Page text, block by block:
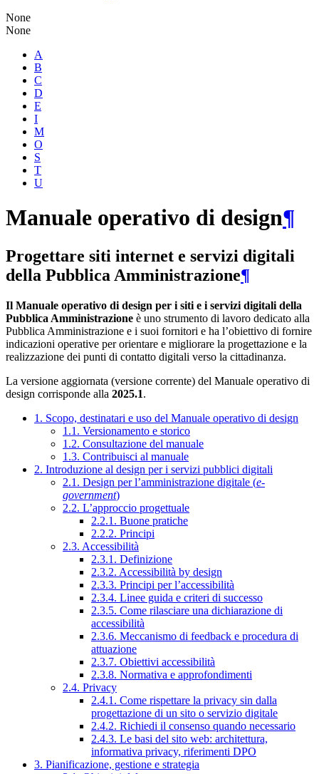
None
None
A
B
C
D
E
I
M
O
S
T
U
Manuale operativo di design¶
Progettare siti internet e servizi digitali
della Pubblica Amministrazione¶
Il Manuale operativo di design per i siti e i servizi digitali della
Pubblica Amministrazione è uno strumento di lavoro dedicato alla
Pubblica Amministrazione e i suoi fornitori e ha l’obiettivo di fornire
indicazioni operative per orientare e migliorare la progettazione e la
realizzazione dei punti di contatto digitali verso la cittadinanza.
La versione aggiornata (versione corrente) del Manuale operativo di
design corrisponde alla 2025.1.
1. Scopo, destinatari e uso del Manuale operativo di design
1.1. Versionamento e storico
1.2. Consultazione del manuale
1.3. Contribuisci al manuale
2. Introduzione al design per i servizi pubblici digitali
2.1. Design per l’amministrazione digitale (e-
government)
2.2. L’approccio progettuale
2.2.1. Buone pratiche
2.2.2. Principi
2.3. Accessibilità
2.3.1. Definizione
2.3.2. Accessibilità by design
2.3.3. Principi per l’accessibilità
2.3.4. Linee guida e criteri di successo
2.3.5. Come rilasciare una dichiarazione di
accessibilità
2.3.6. Meccanismo di feedback e procedura di
attuazione
2.3.7. Obiettivi accessibilità
2.3.8. Normativa e approfondimenti
2.4. Privacy
2.4.1. Come rispettare la privacy sin dalla
progettazione di un sito o servizio digitale
2.4.2. Richiedi il consenso quando necessario
2.4.3. Le basi del sito web: architettura,
informativa privacy, riferimenti DPO
3. Pianificazione, gestione e strategia